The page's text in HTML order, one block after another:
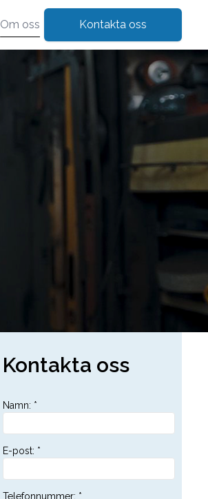
Om oss Kontakta oss
Kontakta oss
Namn: *
E-post: *
Telefonnummer: *